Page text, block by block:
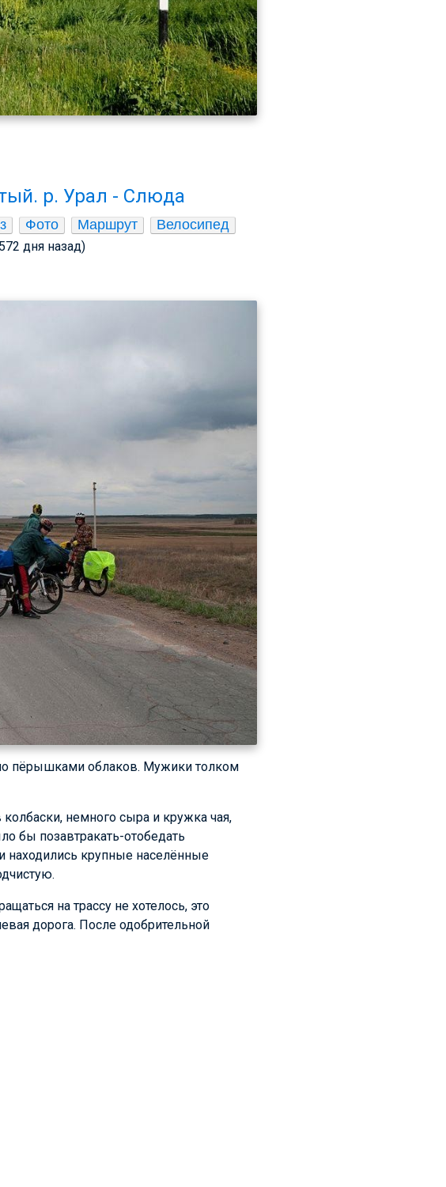
р. Урал - Слюда
Фото Маршрут Велосипед
дня назад)
пёрышками облаков. Мужики толком
немного сыра и кружка чая,
бы позавтракать-отобедать
находились крупные населённые
на трассу не хотелось, это
дорога. После одобрительной